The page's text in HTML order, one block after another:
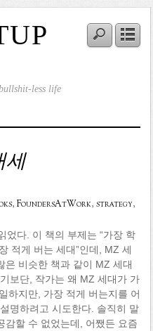
less life
세
, FoundersAtWork, strategy,
었다. 이 책의 부제는 “가장 학
적게 버는 세대”인데, MZ 세
은 비슷한 책과 같이 MZ 세대
보단, 작가는 왜 MZ 세대가 가
하지만, 가장 적게 버는지를 어
명하려고 시도한다. 솔직히 말
감할 수 없었는데, 어쨌든 요즘